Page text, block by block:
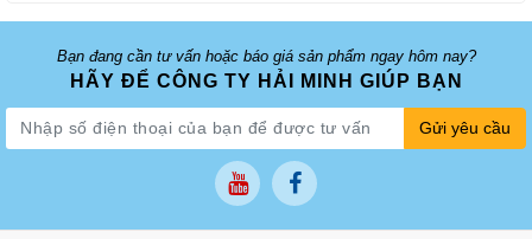
Bạn đang cần tư vấn hoặc báo giá sản phẩm ngay hôm nay?
HÃY ĐỂ CÔNG TY HẢI MINH GIÚP BẠN
Gửi yêu cầu